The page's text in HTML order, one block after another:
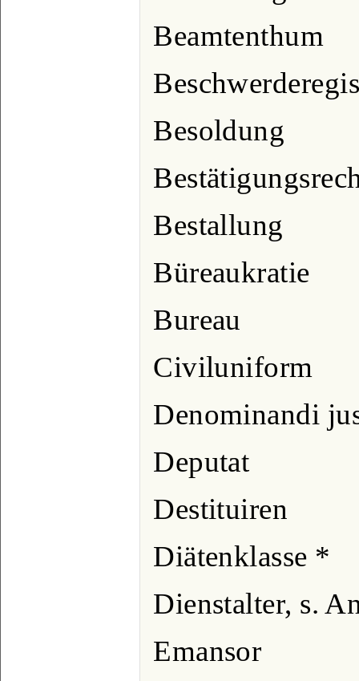
Beamtenthum
Besoldung
Bestallung
Büreaukratie
Bureau
Civiluniform
Denominandi
Deputat
Destituiren
Diätenklasse *
Dienstalter, s.
Emansor